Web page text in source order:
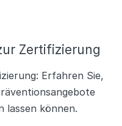
Zertifizierung
Erfahren Sie,
lassen können.